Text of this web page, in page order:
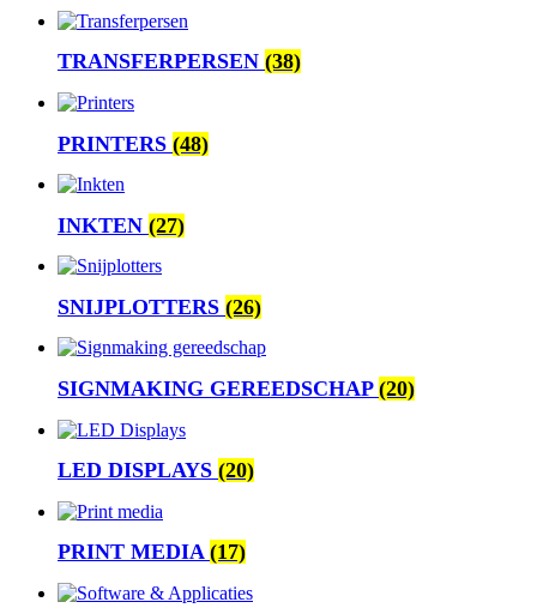
TRANSFERPERSEN (38)
PRINTERS (48)
INKTEN (27)
SNIJPLOTTERS (26)
SIGNMAKING GEREEDSCHAP (20)
LED DISPLAYS (20)
PRINT MEDIA (17)